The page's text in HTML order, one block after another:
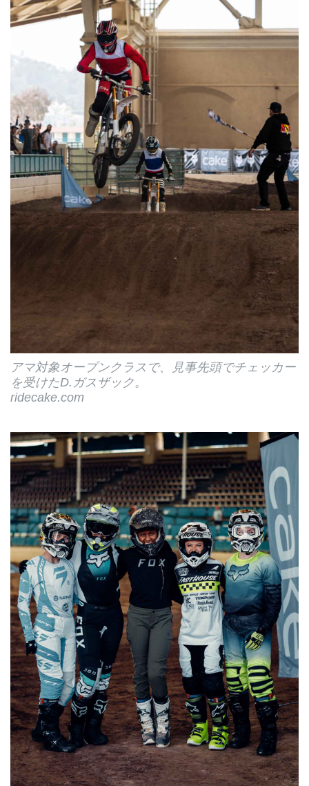
アマ対象オープンクラスで、見事先頭でチェッカー
を受けたD.ガスザック。
ridecake.com